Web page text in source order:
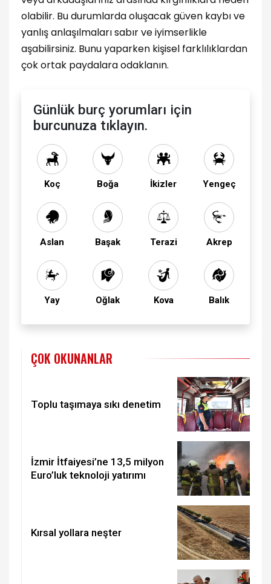
olabilir. Bu durumlarda oluşacak güven kaybı ve
yanlış anlaşılmaları sabır ve iyimserlikle
aşabilirsiniz. Bunu yaparken kişisel farklılıklardan
çok ortak paydalara odaklanın.
Günlük burç yorumları için
burcunuza tıklayın.
Koç Boğa İkizler Yengeç
Aslan Başak Terazi Akrep
Yay Oğlak Kova Balık
ÇOK OKUNANLAR
Toplu taşımaya sıkı denetim
İzmir İtfaiyesi’ne 13,5 milyon
Euro’luk teknoloji yatırımı
Kırsal yollara neşter